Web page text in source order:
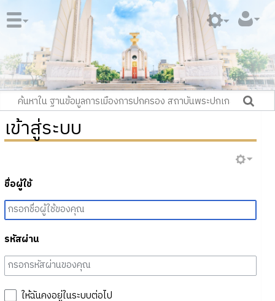
เข้าสู่ระบบ
ชื่อผู้ใช้
รหัสผ่าน
ให้ฉันคงอยู่ในระบบต่อไป